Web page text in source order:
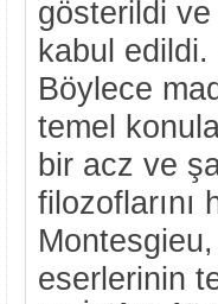
gösterildi
kabul edildi.
Böylece
temel
bir acz ve
filozoflarını
eserlerinin